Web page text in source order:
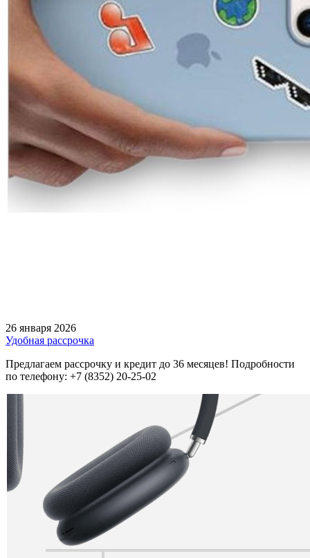
26 января 2026
Удобная рассрочка
Предлагаем рассрочку и кредит до 36 месяцев! Подробности
по телефону: +7 (8352) 20-25-02